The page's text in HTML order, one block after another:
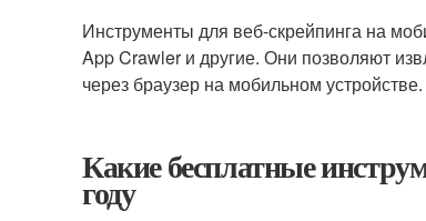
Инструменты для веб-скрейпинга на
App Crawler и другие. Они позволяют
через браузер на мобильном устройстве.
Какие бесплатные
году